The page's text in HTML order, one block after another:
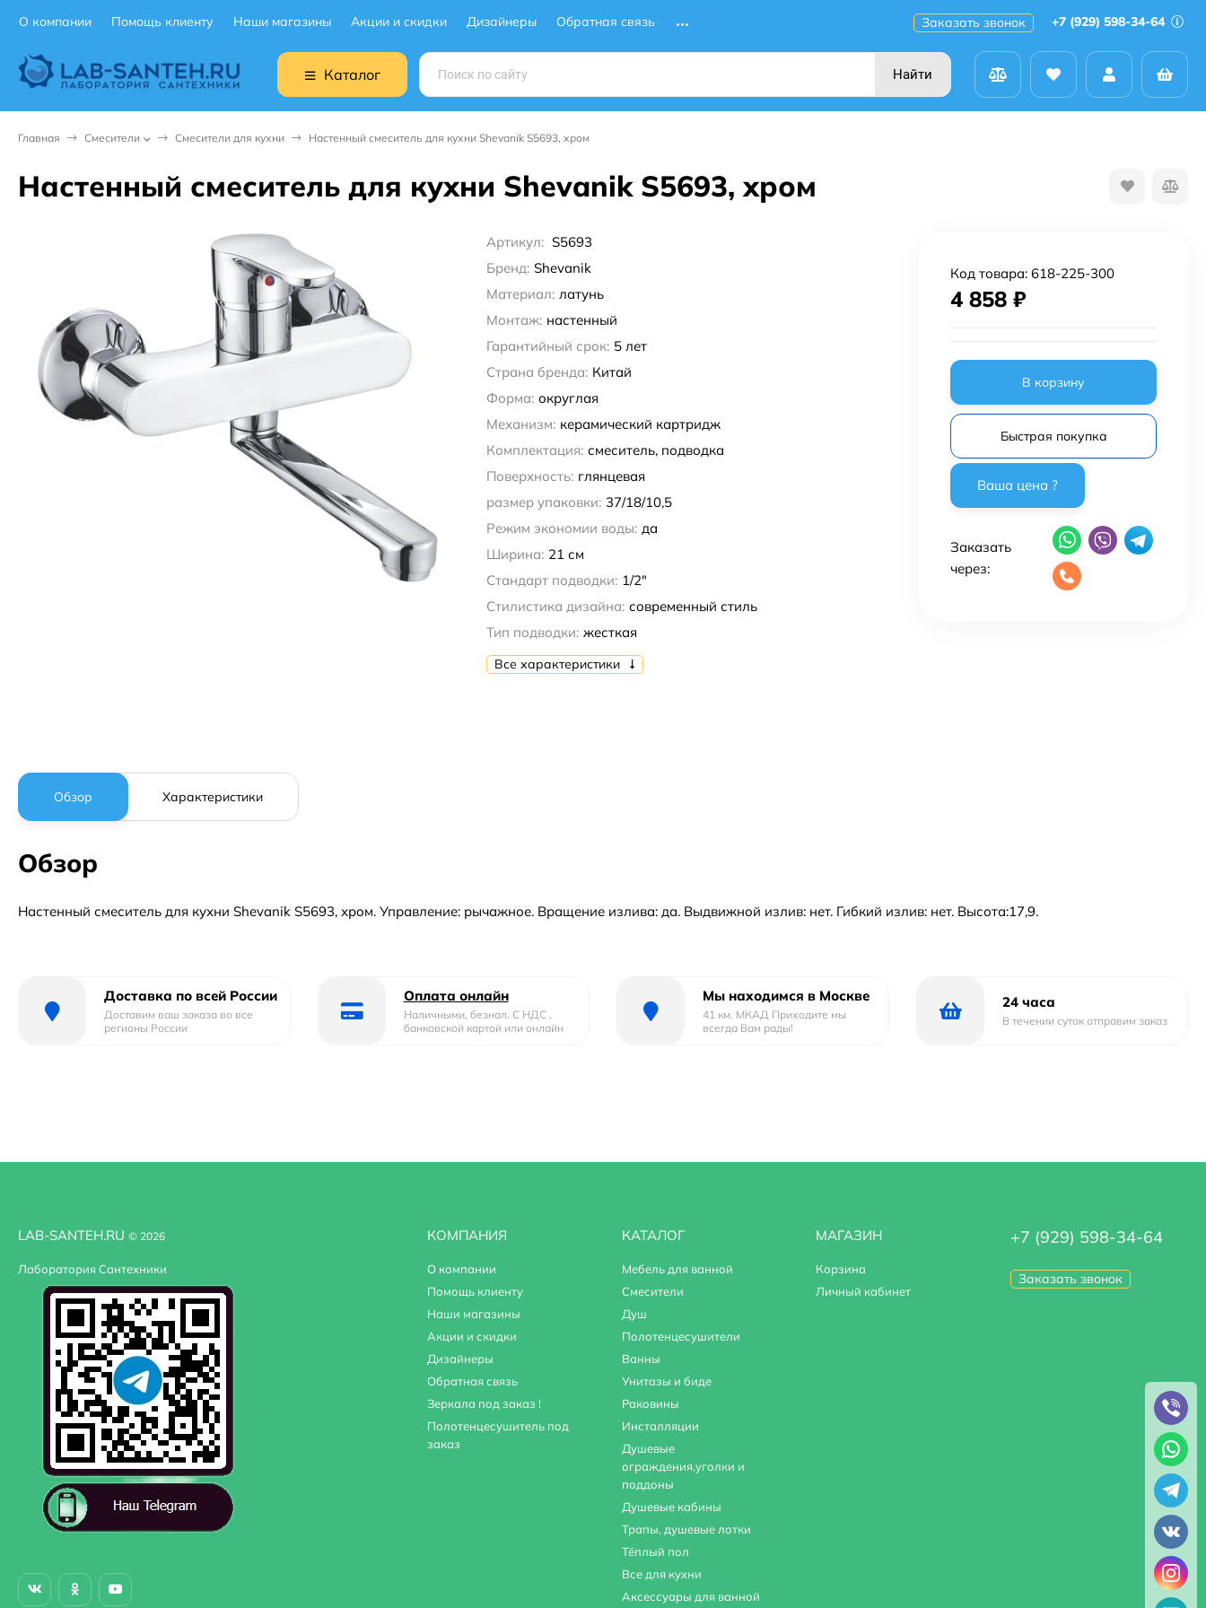
О компании Помощь клиенту Наши магазины Акции и скидки Дизайнеры Обратная связь Заказать звонок +7 (929) 598-34-64
Каталог Найти
Главная Смесители Смесители для кухни Настенный смеситель для кухни Shevanik S5693, хром
Настенный смеситель для кухни Shevanik S5693, хром
Артикул: S5693
Бренд: Shevanik
Материал: латунь
Монтаж: настенный
Гарантийный срок: 5 лет
Страна бренда: Китай
Форма: округлая
Механизм: керамический картридж
Комплектация: смеситель, подводка
Поверхность: глянцевая
размер упаковки: 37/18/10,5
Режим экономии воды: да
Ширина: 21 см
Стандарт подводки: 1/2"
Стилистика дизайна: современный стиль
Тип подводки: жесткая
Все характеристики
Код товара: 618-225-300
4 858 ₽
В корзину
Быстрая покупка
Заказать
через:
Обзор Характеристики
Обзор
Настенный смеситель для кухни Shevanik S5693, хром. Управление: рычажное. Вращение излива: да. Выдвижной излив: нет. Гибкий излив: нет. Высота:17,9.
Доставка по всей России
Доставим ваш заказа во все
регионы России
Оплата онлайн
Наличными, безнал. С НДС ,
банковской картой или онлайн
Мы находимся в Москве
41 км. МКАД Приходите мы
всегда Вам рады!
24 часа
В течении суток отправим заказ
LAB-SANTEH.RU © 2026
Лаборатория Сантехники
КОМПАНИЯ
О компании
Помощь клиенту
Наши магазины
Акции и скидки
Дизайнеры
Обратная связь
Зеркала под заказ !
Полотенцесушитель под
заказ
КАТАЛОГ
Мебель для ванной
Смесители
Душ
Полотенцесушители
Ванны
Унитазы и биде
Раковины
Инсталляции
Душевые
ограждения,уголки и
поддоны
Душевые кабины
Трапы, душевые лотки
Тёплый пол
Все для кухни
Аксессуары для ванной
МАГАЗИН
Корзина
Личный кабинет
+7 (929) 598-34-64
Заказать звонок